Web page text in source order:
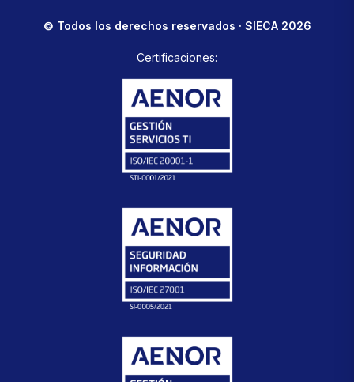
© Todos los derechos reservados · SIECA 2026
Certificaciones: